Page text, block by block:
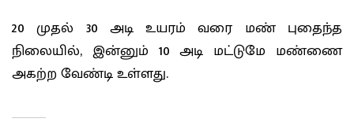
20 முதல் 30 அடி உயரம் வரை மண் புதைந்த
நிலையில், இன்னும் 10 அடி மட்டுமே மண்ணை
அகற்ற வேண்டி உள்ளது.